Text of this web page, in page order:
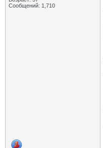
Сообщений: 1,710